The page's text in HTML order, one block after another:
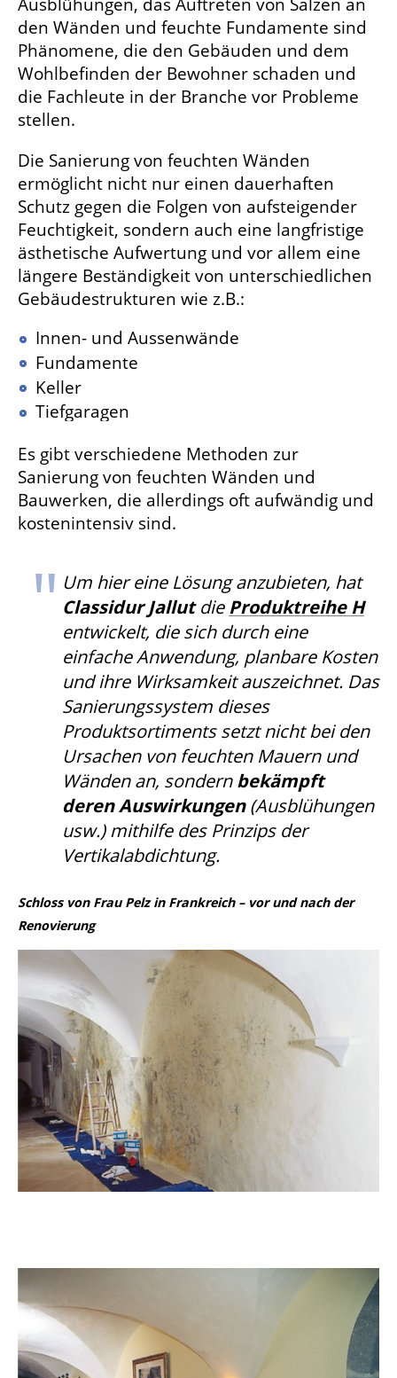
den Wänden und feuchte Fundamente sind
Phänomene, die den Gebäuden und dem
Wohlbefinden der Bewohner schaden und
die Fachleute in der Branche vor Probleme
stellen.
Die Sanierung von feuchten Wänden
ermöglicht nicht nur einen dauerhaften
Schutz gegen die Folgen von aufsteigender
Feuchtigkeit, sondern auch eine langfristige
ästhetische Aufwertung und vor allem eine
längere Beständigkeit von unterschiedlichen
Gebäudestrukturen wie z.B.:
Innen- und Aussenwände
Fundamente
Keller
Tiefgaragen
Es gibt verschiedene Methoden zur
Sanierung von feuchten Wänden und
Bauwerken, die allerdings oft aufwändig und
kostenintensiv sind.
Um hier eine Lösung anzubieten, hat
Classidur Jallutdie Produktreihe H
entwickelt, die sich durch eine
einfache Anwendung, planbare Kosten
und ihre Wirksamkeit auszeichnet. Das
Sanierungssystem dieses
Produktsortiments setzt nicht bei den
Ursachen von feuchten Mauern und
Wänden an, sondernbekämpft
deren Auswirkungen(Ausblühungen
usw.) mithilfe des Prinzips der
Vertikalabdichtung.
Schloss von Frau Pelz in Frankreich – vor und nach der
Renovierung